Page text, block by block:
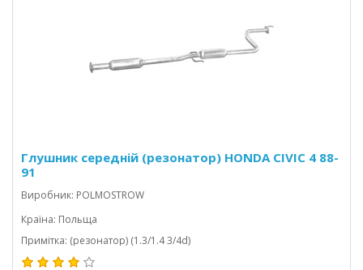
Глушник середній (резонатор) HONDA CIVIC 4 88-
91
Виробник: POLMOSTROW
Країна: Польща
Примітка: (резонатор) (1.3/1.4 3/4d)